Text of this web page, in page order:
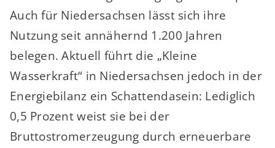
Auch für Niedersachsen lässt sich ihre
Nutzung seit annähernd 1.200 Jahren
belegen. Aktuell führt die „Kleine
Wasserkraft“ in Niedersachsen jedoch in der
Energiebilanz ein Schattendasein: Lediglich
0,5 Prozent weist sie bei der
Bruttostromerzeugung durch erneuerbare